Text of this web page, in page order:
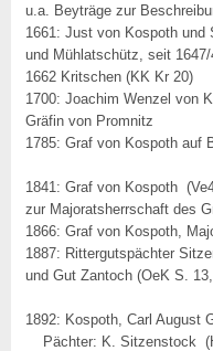
u.a. Beyträge zur
1661: Just von Kospoth und
und Mühlatschütz, seit
1662 Kritschen (KK Kr 20)
1700: Joachim Wenzel von
Gräfin von Promnitz
1785: Graf von Kospoth auf
1841: Graf von Kospoth
zur Majoratsherrschaft des
1866: Graf von Kospoth,
1887: Rittergutspächter
und Gut Zantoch (OeK S.
1892: Kospoth, Carl August
Pächter: K. Sitzenstock